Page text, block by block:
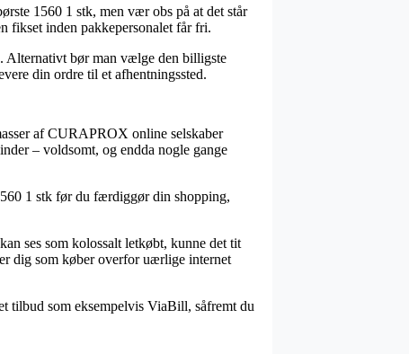
1560 1 stk, men vær obs på at det står
fikset inden pakkepersonalet får fri.
Alternativt bør man vælge den billigste
din ordre til et afhentningssted.
af CURAPROX online selskaber
– voldsomt, og endda nogle gange
1 stk før du færdiggør din shopping,
ses som kolossalt letkøbt, kunne det tit
dig som køber overfor uærlige internet
tilbud som eksempelvis ViaBill, såfremt du